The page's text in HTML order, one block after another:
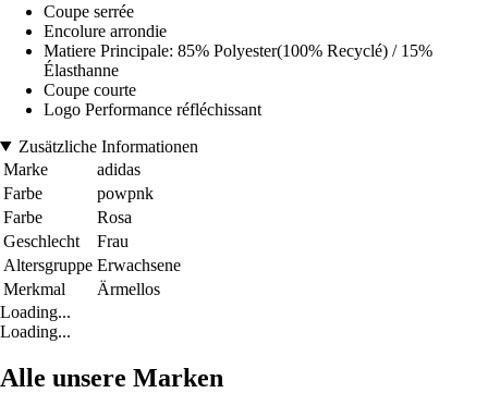
Coupe serrée
Encolure arrondie
Matiere Principale: 85% Polyester(100% Recyclé) / 15%
Élasthanne
Coupe courte
Logo Performance réfléchissant
Zusätzliche Informationen
Marke
adidas
Farbe
powpnk
Farbe
Rosa
Geschlecht
Frau
Altersgruppe Erwachsene
Merkmal
Ärmellos
Loading...
Loading...
Alle unsere Marken